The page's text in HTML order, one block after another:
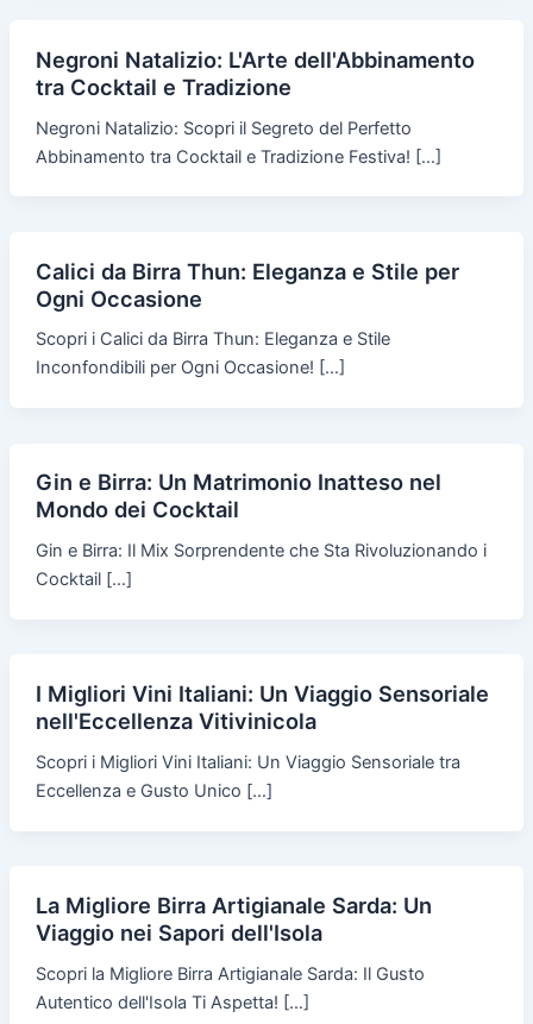
Negroni Natalizio: L'Arte dell'Abbinamento
tra Cocktail e Tradizione
Negroni Natalizio: Scopri il Segreto del Perfetto
Abbinamento tra Cocktail e Tradizione Festiva! […]
Calici da Birra Thun: Eleganza e Stile per
Ogni Occasione
Scopri i Calici da Birra Thun: Eleganza e Stile
Inconfondibili per Ogni Occasione! […]
Gin e Birra: Un Matrimonio Inatteso nel
Mondo dei Cocktail
Gin e Birra: Il Mix Sorprendente che Sta Rivoluzionando i
Cocktail […]
I Migliori Vini Italiani: Un Viaggio Sensoriale
nell'Eccellenza Vitivinicola
Scopri i Migliori Vini Italiani: Un Viaggio Sensoriale tra
Eccellenza e Gusto Unico […]
La Migliore Birra Artigianale Sarda: Un
Viaggio nei Sapori dell'Isola
Scopri la Migliore Birra Artigianale Sarda: Il Gusto
Autentico dell'Isola Ti Aspetta! […]